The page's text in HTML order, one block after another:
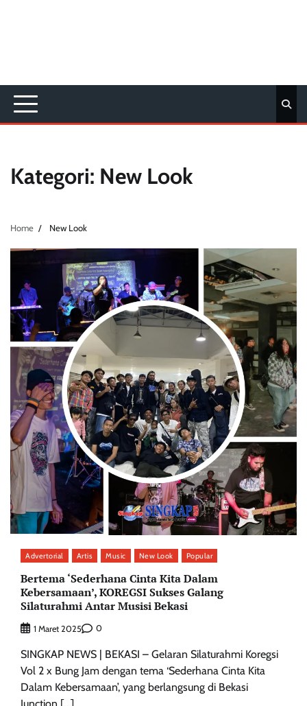
Kategori: New Look
Home New Look
Advertorial Artis Music New Look Popular
Bertema ‘Sederhana Cinta Kita Dalam
Kebersamaan’, KOREGSI Sukses Galang
Silaturahmi Antar Musisi Bekasi
1 Maret 2025 0
SINGKAP NEWS | BEKASI – Gelaran Silaturahmi Koregsi
Vol 2 x Bung Jam dengan tema ‘Sederhana Cinta Kita
Dalam Kebersamaan’, yang berlangsung di Bekasi
Junction […]